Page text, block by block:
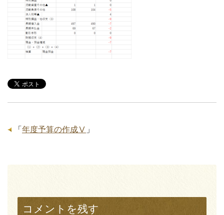
「 年度予算の作成Ⅴ 」
コメントを残す